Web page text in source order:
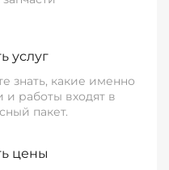
услуг
знать, какие именно
и работы входят в
пакет.
цены